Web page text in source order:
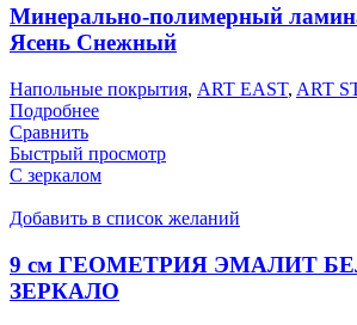
Минерально-полимерный
Ясень Снежный
Напольные покрытия, ART EAST, ART
Подробнее
Сравнить
Быстрый просмотр
С зеркалом
Добавить в список желаний
9 см ГЕОМЕТРИЯ ЭМАЛИТ
ЗЕРКАЛО